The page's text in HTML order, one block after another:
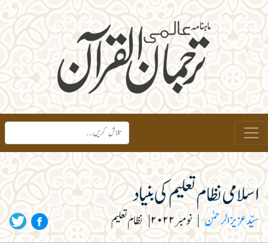
اسلامی نظام تعلیم کی بنیاد
سیّد عزیز الرحمٰن | نومبر ۲۰۲۲ | نظام تعلیم